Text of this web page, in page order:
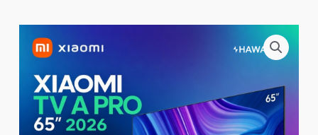
quantity